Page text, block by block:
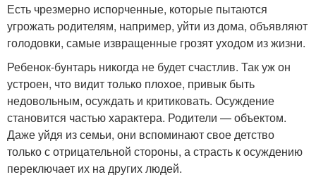
Есть чрезмерно испорченные, которые пытаются
угрожать родителям, например, уйти из дома, объявляют
голодовки, самые извращенные грозят уходом из жизни.
Ребенок-бунтарь никогда не будет счастлив. Так уж он
устроен, что видит только плохое, привык быть
недовольным, осуждать и критиковать. Осуждение
становится частью характера. Родители — объектом.
Даже уйдя из семьи, они вспоминают свое детство
только с отрицательной стороны, а страсть к осуждению
переключает их на других людей.